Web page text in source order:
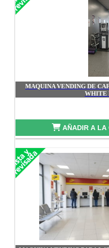
MAQUINA VENDING DE
WHITE
AÑADIR A LA